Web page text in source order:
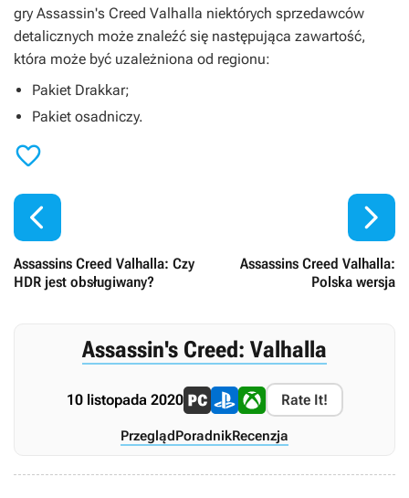
gry Assassin's Creed Valhalla niektórych sprzedawców
detalicznych może znaleźć się następująca zawartość,
która może być uzależniona od regionu:
Pakiet Drakkar;
Pakiet osadniczy.


Assassins Creed Valhalla: Czy
HDR jest obsługiwany?
Assassins Creed Valhalla:
Polska wersja

Assassin's Creed: Valhalla
10 listopada 2020 Rate It!
PrzeglądPoradnikRecenzja